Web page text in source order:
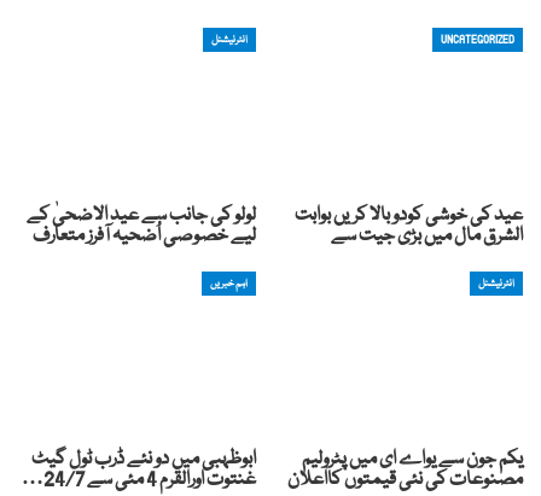
UNCATEGORIZED
عید کی خوشی کودوبالا کریں بوابت
الشرق مال میں بڑی جیت سے
انٹرنیشنل
لولو کی جانب سے عید الاضحیٰ کے
لیے خصوصی اُضحیہ آفرز متعارف
انٹرنیشنل
یکم جون سے یواے ای میں پٹرولیم
مصنوعات کی نئی قیمتوں کااعلان
اہم خبریں
ابوظہبی میں دو نئے ڈرب ٹول گیٹ
غنتوت اورالقرم 4 مئی سے 24/7…